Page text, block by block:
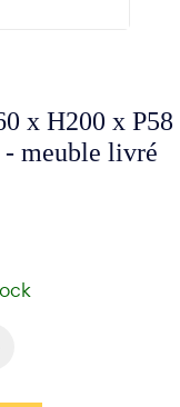
x H200 x P58
meuble livré